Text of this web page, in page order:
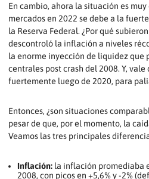
En cambio, ahora la situación es
mercados en 2022 se debe a la
la Reserva Federal. ¿Por qué
descontroló la inflación a niveles
la enorme inyección de liquidez que
centrales post crash del 2008. Y,
fuertemente luego de 2020, para
Entonces, ¿son situaciones
pesar de que, por el momento, la
Veamos las tres principales
Inflación:la inflación promediaba
2008, con picos en +5,6% y -2%